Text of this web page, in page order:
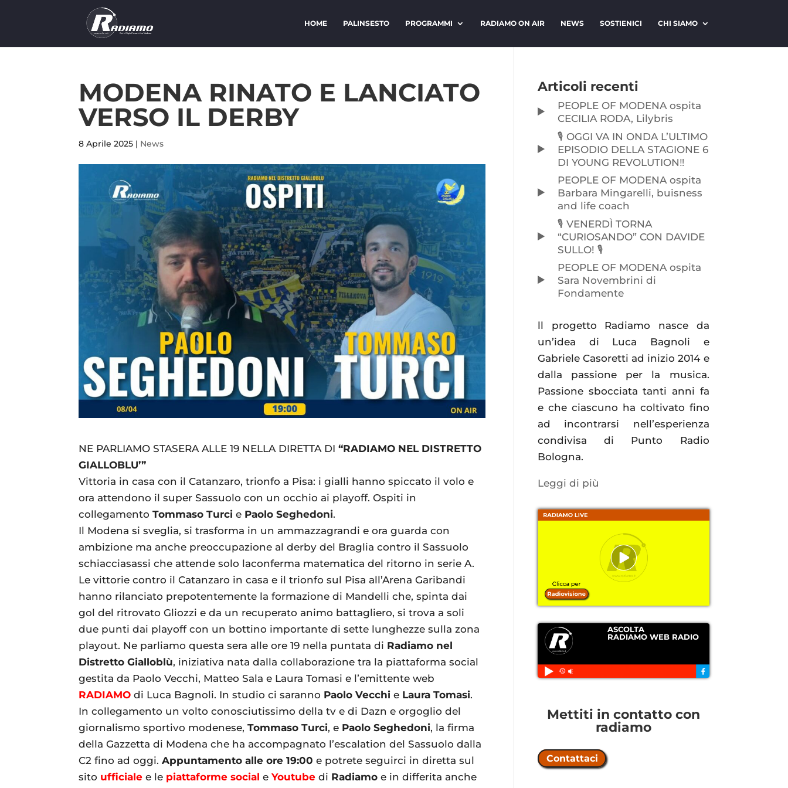
HOME PALINSESTO PROGRAMMI RADIAMO ON AIR NEWS SOSTIENICI CHI SIAMO
MODENA RINATO E LANCIATO
VERSO IL DERBY
8 Aprile 2025 | News
NE PARLIAMO STASERA ALLE 19 NELLA DIRETTA DI“RADIAMO NEL DISTRETTO
GIALLOBLU’”
Vittoria in casa con il Catanzaro, trionfo a Pisa: i gialli hanno spiccato il volo e
ora attendono il super Sassuolo con un occhio ai playoff. Ospiti in
collegamentoTommaso Turci e Paolo Seghedoni.
Il Modena si sveglia, si trasforma in un ammazzagrandi e ora guarda con
ambizione ma anche preoccupazione al derby del Braglia contro il Sassuolo
schiacciasassi che attende solo laconferma matematica del ritorno in serie A.
Le vittorie contro il Catanzaro in casa e il trionfo sul Pisa all’Arena Garibandi
hanno rilanciato prepotentemente la formazione di Mandelli che, spinta dai
gol del ritrovato Gliozzi e da un recuperato animo battagliero, si trova a soli
due punti dai playoff con un bottino importante di sette lunghezze sulla zona
playout. Ne parliamo questa sera alle ore 19 nella puntata di Radiamo nel
Distretto Gialloblù, iniziativa nata dalla collaborazione tra la piattaforma social
gestita da Paolo Vecchi, Matteo Sala e Laura Tomasi e l’emittente web
RADIAMO di Luca Bagnoli. In studio ci saranno Paolo Vecchi e Laura Tomasi.
In collegamento un volto conosciutissimo della tv e di Dazn e orgoglio del
giornalismo sportivo modenese,Tommaso Turci, e Paolo Seghedoni, la firma
della Gazzetta di Modena che ha accompagnato l’escalation del Sassuolo dalla
C2 fino ad oggi.Appuntamento alle ore 19:00 e potrete seguirci in diretta sul
sito ufficiale e le piattaforme social eYoutube di Radiamo e in differita anche
Articoli recenti
PEOPLE OF MODENA ospita
CECILIA RODA, Lilybris
🎙️ OGGI VA IN ONDA L’ULTIMO
EPISODIO DELLA STAGIONE 6
DI YOUNG REVOLUTION‼️
PEOPLE OF MODENA ospita
Barbara Mingarelli, buisness
and life coach
🎙️ VENERDÌ TORNA
“CURIOSANDO” CON DAVIDE
SULLO! 🎙️
PEOPLE OF MODENA ospita
Sara Novembrini di
Fondamente
ll progetto Radiamo nasce da
un’idea di Luca Bagnoli e
Gabriele Casoretti ad inizio 2014 e
dalla passione per la musica.
Passione sbocciata tanti anni fa
e che ciascuno ha coltivato fino
ad incontrarsi nell’esperienza
condivisa di Punto Radio
Bologna.
Leggi di più
ASCOLTA
RADIAMO WEB RADIO
Mettiti in contatto con
radiamo
Contattaci